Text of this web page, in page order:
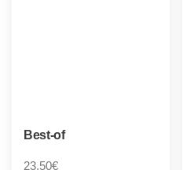
Best-of
23,50€